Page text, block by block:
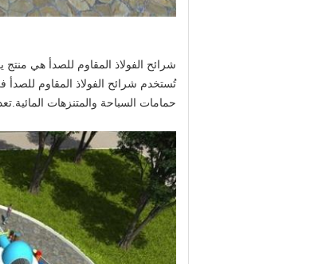
شرائح الفولاذ المقاوم للصدأ هي
تُستخدم شرائح الفولاذ المقاوم
حمامات السباحة والمتنزهات